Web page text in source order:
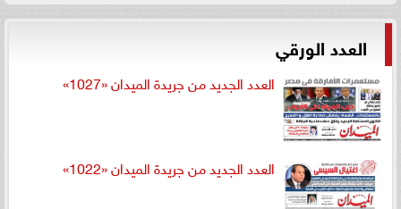
العدد الورقي
العدد الجديد من جريدة الميدان «1027»
العدد الجديد من جريدة الميدان «1022»